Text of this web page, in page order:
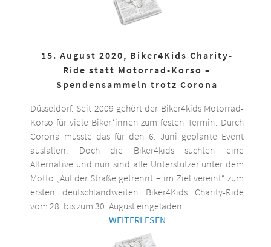
15. August 2020, Biker4Kids Charity-
Ride statt Motorrad-Korso –
Spendensammeln trotz Corona
Düsseldorf. Seit 2009 gehört der Biker4kids Motorrad-
Korso für viele Biker*innen zum festen Termin. Durch
Corona musste das für den 6. Juni geplante Event
ausfallen. Doch die Biker4kids suchten eine
Alternative und nun sind alle Unterstützer unter dem
Motto „Auf der Straße getrennt – im Ziel vereint“ zum
ersten deutschlandweiten Biker4Kids Charity-Ride
vom 28. bis zum 30. August eingeladen.
WEITERLESEN